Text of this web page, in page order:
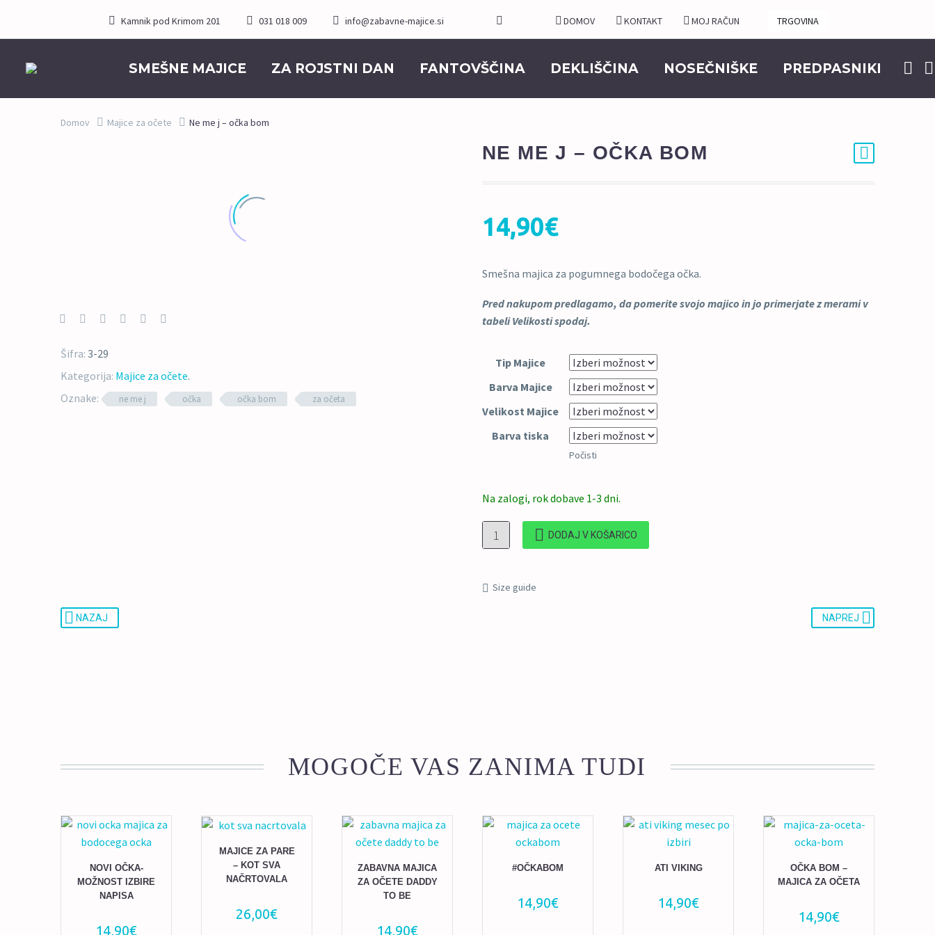
Kamnik pod Krimom 201 031 018 009 info@zabavne-majice.si DOMOV KONTAKT MOJ RAČUN TRGOVINA
SMEŠNE MAJICE ZA ROJSTNI DAN FANTOVŠČINA DEKLIŠČINA NOSEČNIŠKE PREDPASNIKI
Domov Majice za očete Ne me j – očka bom
Šifra: 3-29
Kategorija: Majice za očete.
Oznake:
ne me j očka očka bom za očeta
NE ME J – OČKA BOM
14,90€
Smešna majica za pogumnega bodočega očka.
Pred nakupom predlagamo, da pomerite svojo majico in jo primerjate z merami v
tabeli Velikosti spodaj.
Tip Majice
Barva Majice
Velikost Majice
Barva tiska
Počisti
Na zalogi, rok dobave 1-3 dni.
Ne
me
-
DODAJ V KOŠARICO
Size guide
NAZAJ NAPREJ
MOGOČE VAS ZANIMA TUDI
NOVI OČKA-
MOŽNOST IZBIRE
NAPISA
14,90€
MAJICE ZA PARE
– KOT SVA
NAČRTOVALA
26,00€
ZABAVNA MAJICA
ZA OČETE DADDY
TO BE
14,90€
#OČKABOM
14,90€
ATI VIKING
14,90€
OČKA BOM –
MAJICA ZA OČETA
14,90€